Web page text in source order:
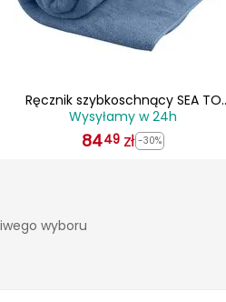
Ręcznik szybkoschnący SEA TO
SUMMIT Tek Towel granatowy
Wysyłamy w 24h
8449 zł -30%
wyboru